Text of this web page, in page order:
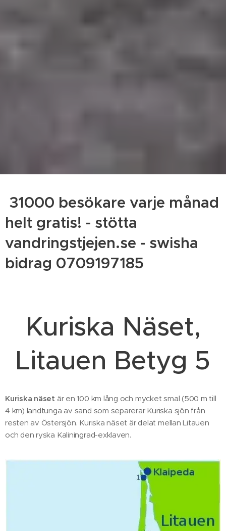
31000 besökare varje månad
helt gratis! - stötta
vandringstjejen.se - swisha
bidrag 0709197185
Kuriska Näset,
Litauen Betyg 5
Kuriska näset är en 100 km lång och mycket smal (500 m till
4 km) landtunga av sand som separerar Kuriska sjön från
resten av Östersjön. Kuriska näset är delat mellan Litauen
och den ryska Kaliningrad-exklaven.